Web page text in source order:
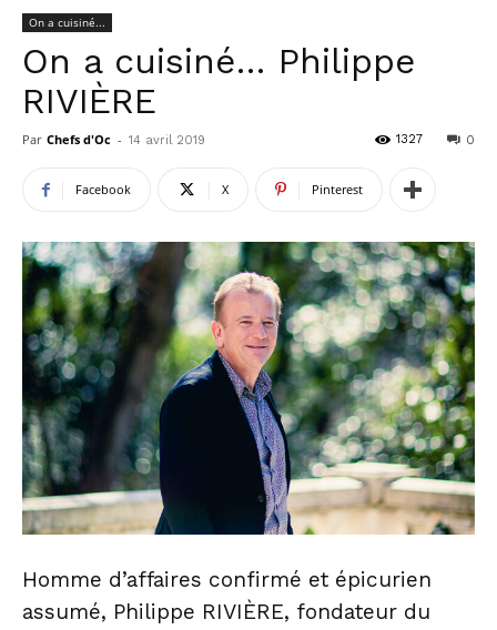
On a cuisiné...
On a cuisiné… Philippe
RIVIÈRE
Par Chefs d'Oc - 14 avril 2019 0
1327
Facebook X Pinterest
Homme d’affaires confirmé et épicurien
assumé, Philippe RIVIÈRE, fondateur du